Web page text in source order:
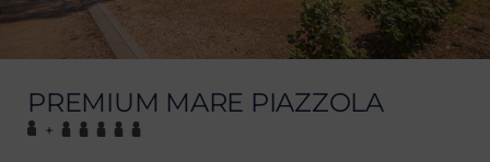
PREMIUM MARE PIAZZOLA
+